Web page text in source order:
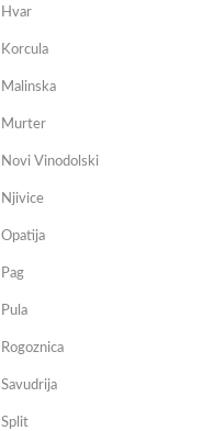
Hvar
Korcula
Malinska
Murter
Novi Vinodolski
Njivice
Opatija
Pag
Pula
Rogoznica
Savudrija
Split